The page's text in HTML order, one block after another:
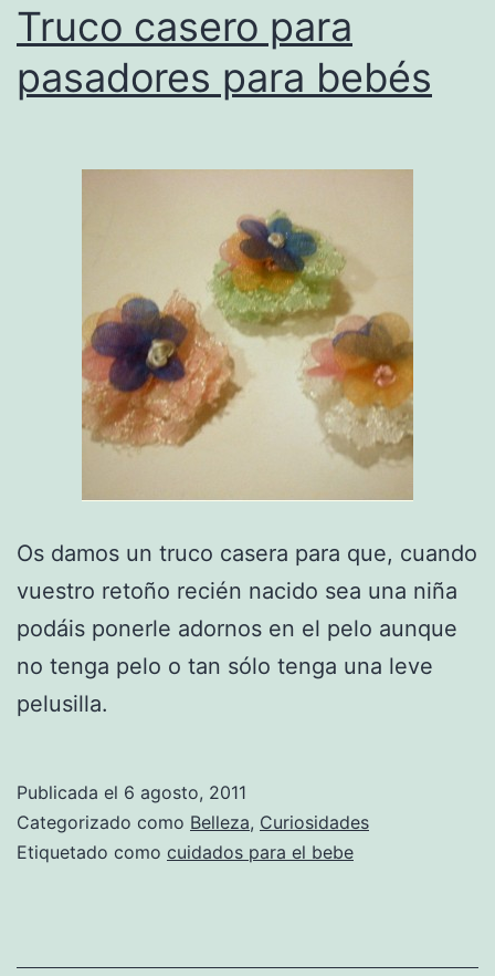
Truco casero para
pasadores para bebés
Os damos un truco casera para que, cuando
vuestro retoño recién nacido sea una niña
podáis ponerle adornos en el pelo aunque
no tenga pelo o tan sólo tenga una leve
pelusilla.
Publicada el 6 agosto, 2011
Categorizado como Belleza, Curiosidades
Etiquetado como cuidados para el bebe